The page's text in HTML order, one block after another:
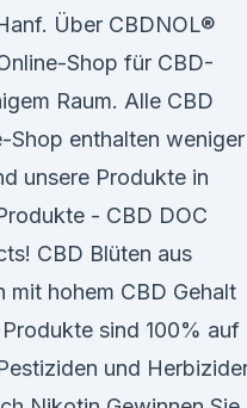
Über CBDNOL®
Shop für CBD-
Raum. Alle CBD
Shop enthalten weniger
unsere Produkte in
- CBD DOC
CBD Blüten aus
mit hohem CBD Gehalt
sind 100% auf
und